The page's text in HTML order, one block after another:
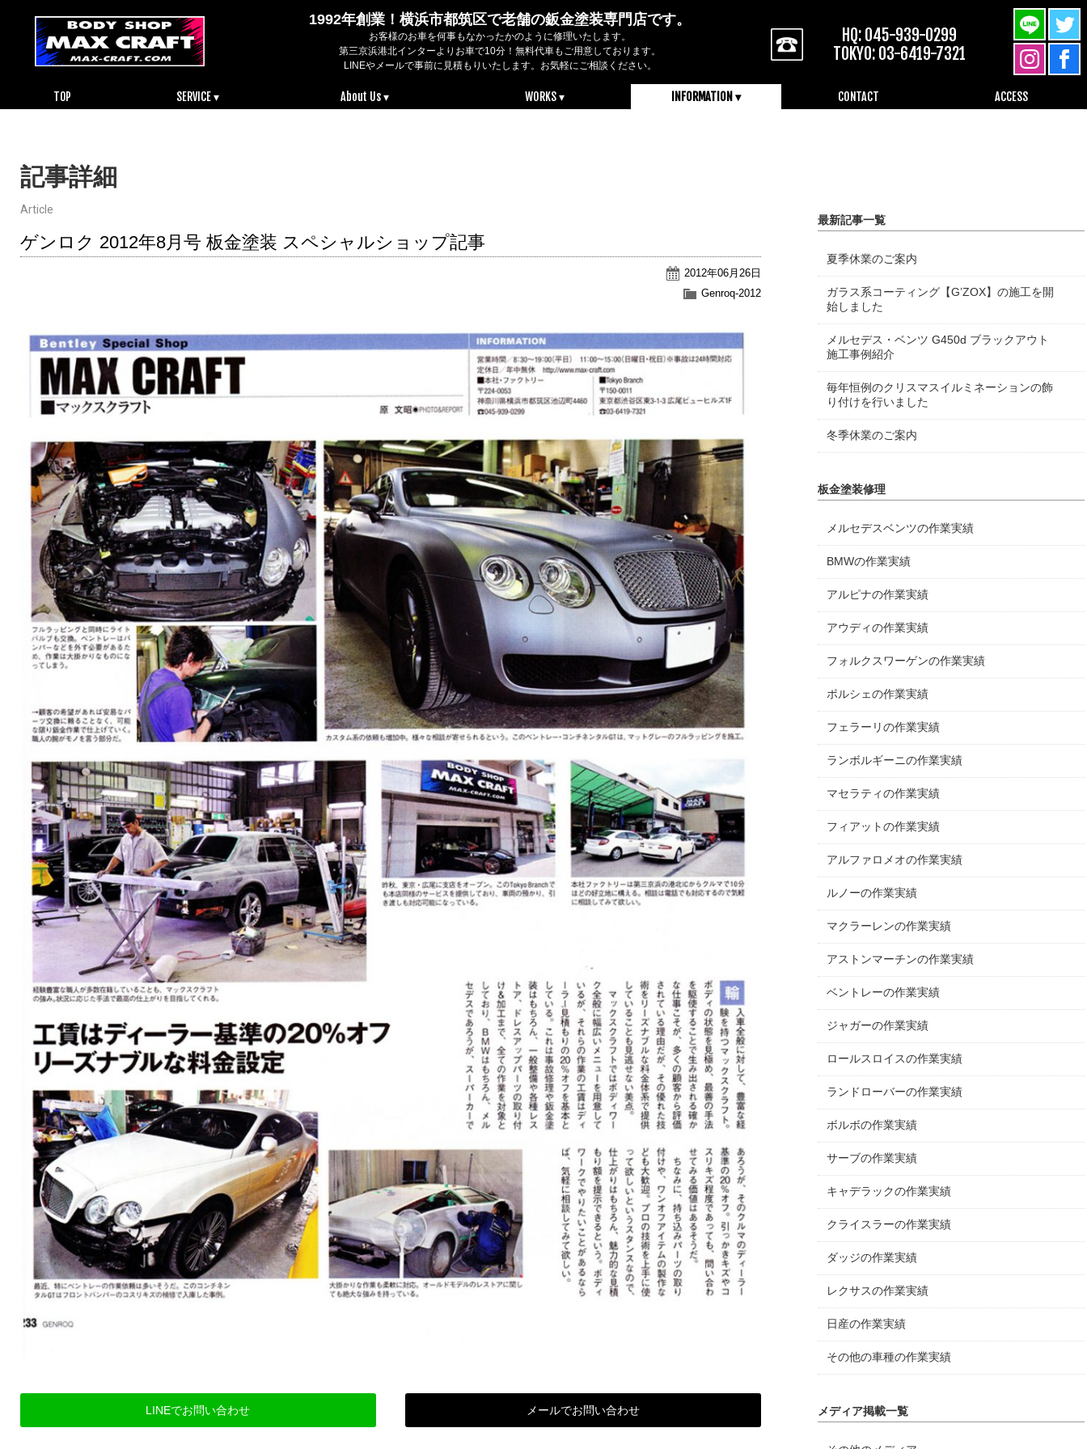
1992年創業！横浜市都筑区で老舗の鈑金塗装専門店です。
お客様のお車を何事もなかったかのように修理いたします。
第三京浜港北インターよりお車で10分！無料代車もご用意しております。
LINEやメールで事前に見積もりいたします。お気軽にご相談ください。
HQ: 045-939-0299
TOKYO: 03-6419-7321
TOP SERVICE ▾ About Us ▾ WORKS ▾ INFORMATION ▾ CONTACT ACCESS
記事詳細
Article
ゲンロク 2012年8月号 板金塗装 スペシャルショップ記事
2012年06月26日
Genroq-2012
LINEでお問い合わせ メールでお問い合わせ
最新記事一覧
夏季休業のご案内
ガラス系コーティング【G’ZOX】の施工を開
始しました
メルセデス・ベンツ G450d ブラックアウト
施工事例紹介
毎年恒例のクリスマスイルミネーションの飾
り付けを行いました
冬季休業のご案内
板金塗装修理
メルセデスベンツの作業実績
BMWの作業実績
アルピナの作業実績
アウディの作業実績
フォルクスワーゲンの作業実績
ポルシェの作業実績
フェラーリの作業実績
ランボルギーニの作業実績
マセラティの作業実績
フィアットの作業実績
アルファロメオの作業実績
ルノーの作業実績
マクラーレンの作業実績
アストンマーチンの作業実績
ベントレーの作業実績
ジャガーの作業実績
ロールスロイスの作業実績
ランドローバーの作業実績
ボルボの作業実績
サーブの作業実績
キャデラックの作業実績
クライスラーの作業実績
ダッジの作業実績
レクサスの作業実績
日産の作業実績
その他の車種の作業実績
メディア掲載一覧